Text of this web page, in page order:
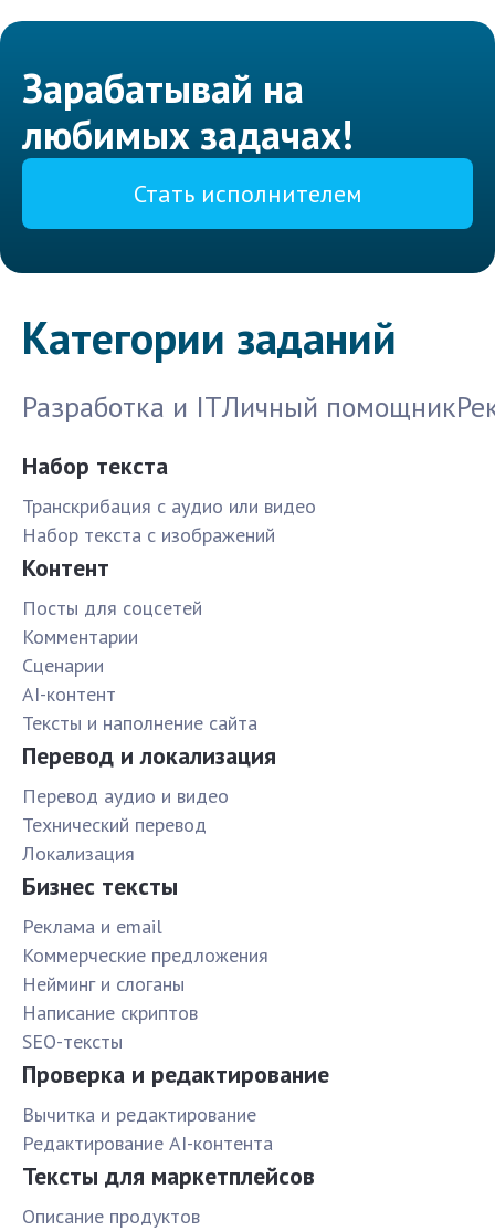
Зарабатывай на
любимых задачах!
Стать исполнителем
Категории заданий
Разработка и ITЛичный помощник
Набор текста
Транскрибация с аудио или видео
Набор текста с изображений
Контент
Посты для соцсетей
Комментарии
Сценарии
AI-контент
Тексты и наполнение сайта
Перевод и локализация
Перевод аудио и видео
Технический перевод
Локализация
Бизнес тексты
Реклама и email
Коммерческие предложения
Нейминг и слоганы
Написание скриптов
SEO-тексты
Проверка и редактирование
Вычитка и редактирование
Редактирование AI-контента
Тексты для маркетплейсов
Описание продуктов